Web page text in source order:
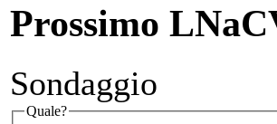
Prossimo
Sondaggio
Quale?